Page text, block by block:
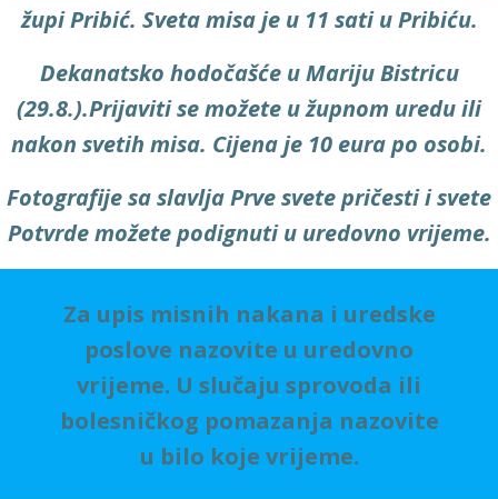
župi Pribić. Sveta misa je u 11 sati u Pribiću.
Dekanatsko hodočašće u Mariju Bistricu
(29.8.).Prijaviti se možete u župnom uredu ili
nakon svetih misa. Cijena je 10 eura po osobi.
Fotografije sa slavlja Prve svete pričesti i svete
Potvrde možete podignuti u uredovno vrijeme.
Za upis misnih nakana i uredske
poslove nazovite u uredovno
vrijeme. U slučaju sprovoda ili
bolesničkog pomazanja nazovite
u bilo koje vrijeme.